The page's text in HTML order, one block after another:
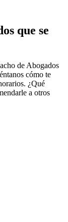
que se
de Abogados
cómo te
¿Qué
a otros